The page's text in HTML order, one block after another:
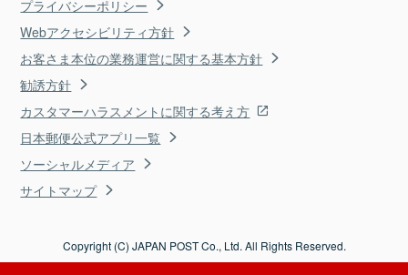
プライバシーポリシー
Webアクセシビリティ方針
お客さま本位の業務運営に関する基本方針
勧誘方針
カスタマーハラスメントに関する考え方
日本郵便公式アプリ一覧
ソーシャルメディア
サイトマップ
Copyright (C) JAPAN POST Co., Ltd. All Rights Reserved.